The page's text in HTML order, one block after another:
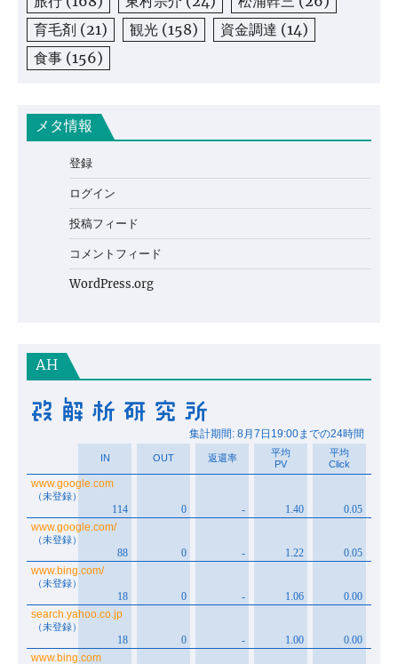
育毛剤 (21) 観光 (158) 資金調達 (14)
食事 (156)
メタ情報
登録
ログイン
投稿フィード
コメントフィード
WordPress.org
AH